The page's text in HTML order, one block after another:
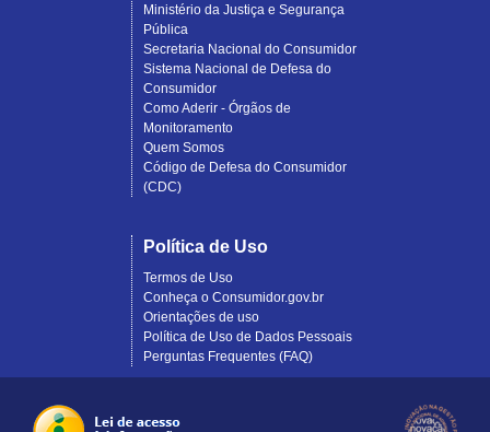
Ministério da Justiça e Segurança
Pública
Secretaria Nacional do Consumidor
Sistema Nacional de Defesa do
Consumidor
Como Aderir - Órgãos de
Monitoramento
Quem Somos
Código de Defesa do Consumidor
(CDC)
Política de Uso
Termos de Uso
Conheça o Consumidor.gov.br
Orientações de uso
Política de Uso de Dados Pessoais
Perguntas Frequentes (FAQ)